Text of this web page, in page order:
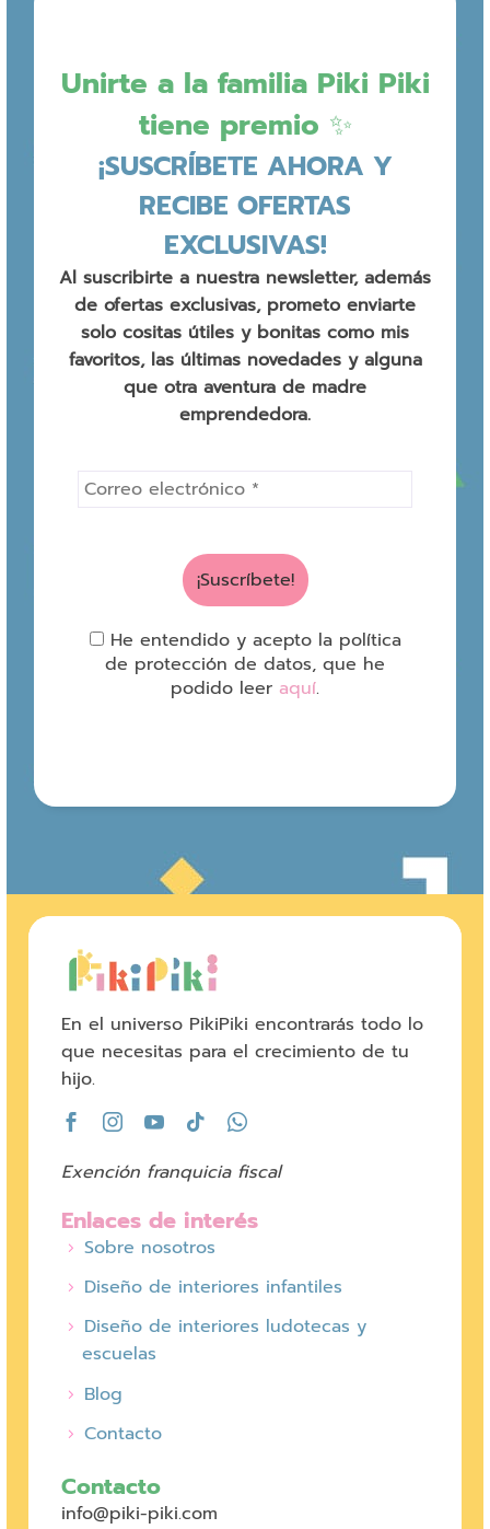
Unirte a la familia Piki Piki
tiene premio ✨
¡SUSCRÍBETE AHORA Y
RECIBE OFERTAS
EXCLUSIVAS!
Al suscribirte a nuestra newsletter, además
de ofertas exclusivas, prometo enviarte
solo cositas útiles y bonitas como mis
favoritos, las últimas novedades y alguna
que otra aventura de madre
emprendedora.
He entendido y acepto la política
de protección de datos, que he
podido leer aquí.
En el universo PikiPiki encontrarás todo lo
que necesitas para el crecimiento de tu
hijo.
Exención franquicia fiscal
Enlaces de interés
Sobre nosotros
Diseño de interiores infantiles
Diseño de interiores ludotecas y
escuelas
Blog
Contacto
Contacto
info@piki-piki.com